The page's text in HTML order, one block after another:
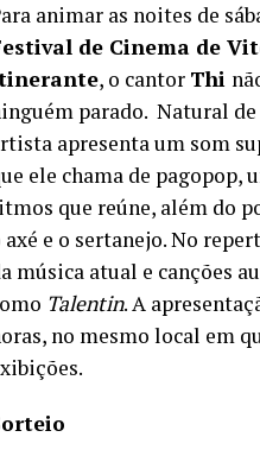
animar as noites de
de Cinema de
, o cantor Thi
parado. Natural de
apresenta um som
ele chama de pagopop,
que reúne, além do
axé e o sertanejo. No
música atual e canções
Talentin. A
no mesmo local em